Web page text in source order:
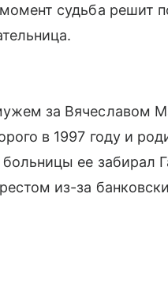
судьба решит
за Вячеславом
в 1997 году и
больницы ее забирал
из-за